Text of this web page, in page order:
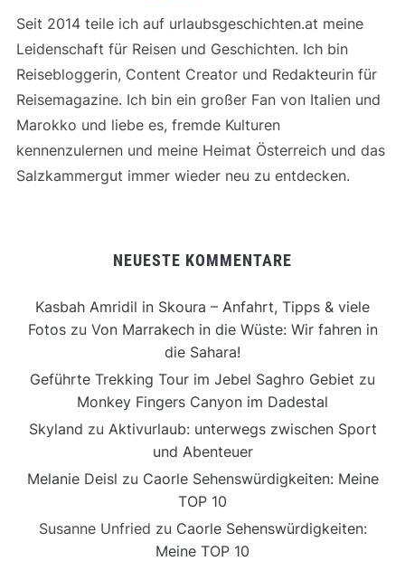
Seit 2014 teile ich auf urlaubsgeschichten.at meine
Leidenschaft für Reisen und Geschichten. Ich bin
Reisebloggerin, Content Creator und Redakteurin für
Reisemagazine. Ich bin ein großer Fan von Italien und
Marokko und liebe es, fremde Kulturen
kennenzulernen und meine Heimat Österreich und das
Salzkammergut immer wieder neu zu entdecken.
NEUESTE KOMMENTARE
Kasbah Amridil in Skoura – Anfahrt, Tipps & viele
Fotoszu Von Marrakech in die Wüste: Wir fahren in
die Sahara!
Geführte Trekking Tour im Jebel Saghro Gebiet zu
Monkey Fingers Canyon im Dadestal
Skyland zu Aktivurlaub: unterwegs zwischen Sport
und Abenteuer
Melanie Deisl zu Caorle Sehenswürdigkeiten: Meine
TOP 10
Susanne Unfried zu Caorle Sehenswürdigkeiten:
Meine TOP 10